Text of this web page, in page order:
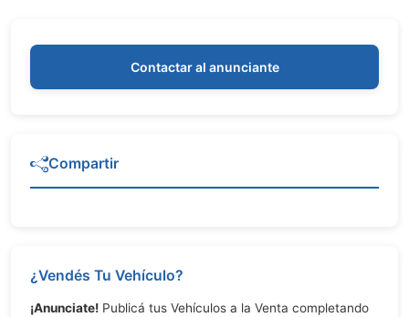
Contactar al anunciante
Compartir
¿Vendés Tu Vehículo?
¡Anunciate! Publicá tus Vehículos a la Venta completando